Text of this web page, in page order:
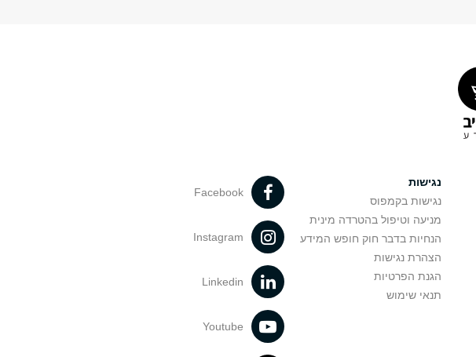
נגישות
נגישות בקמפוס
מניעה וטיפול בהטרדה מינית
הנחיות בדבר חוק חופש המידע
הצהרת נגישות
הגנת הפרטיות
תנאי שימוש
Facebook
Instagram
Linkedin
Youtube